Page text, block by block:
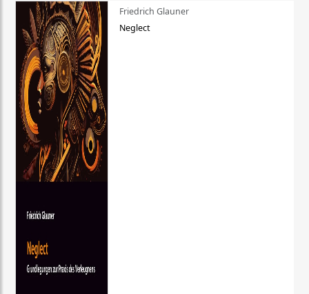
Friedrich Glauner
Neglect